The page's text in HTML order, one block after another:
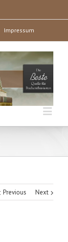
Impressum
Previous Next